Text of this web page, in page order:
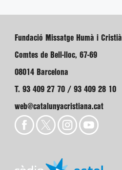
Fundació Missatge Humà i Cristià
Comtes de Bell-lloc, 67-69
08014 Barcelona
T. 93 409 27 70 / 93 409 28 10
web@catalunyacristiana.cat